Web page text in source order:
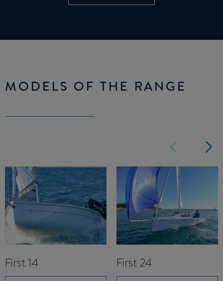
MODELS OF THE RANGE
First 14 First 24